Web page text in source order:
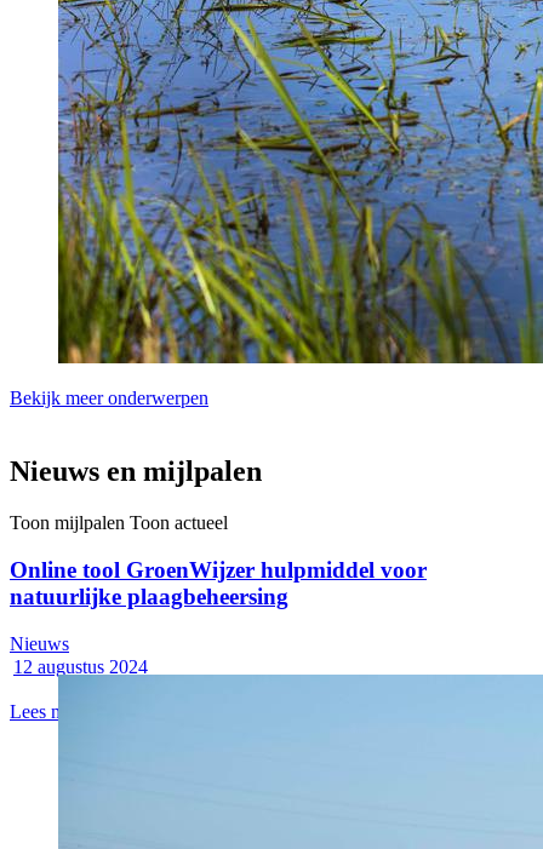
Bekijk meer onderwerpen
Nieuws en mijlpalen
Toon mijlpalen Toon actueel
Online tool GroenWijzer hulpmiddel voor
natuurlijke plaagbeheersing
12 augustus 2024
Lees meer
Nieuws